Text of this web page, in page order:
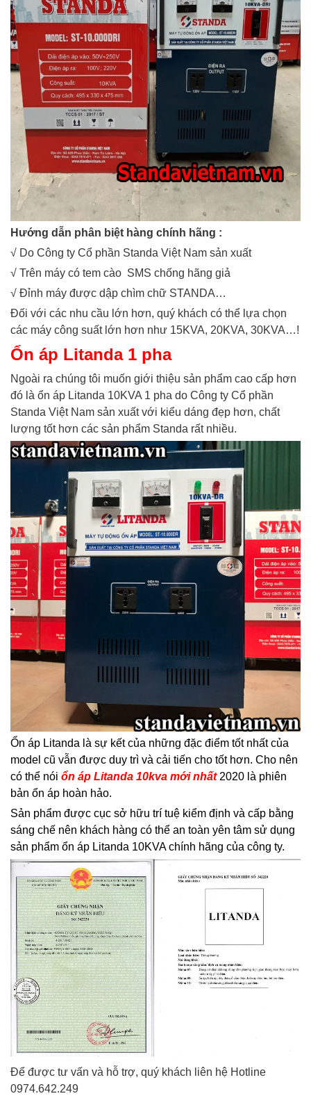
Hướng dẫn phân biệt hàng chính hãng :
√ Do Công ty Cổ phần Standa Việt Nam sản xuất
√ Trên máy có tem cào SMS chống hãng giả
√ Đỉnh máy được dập chìm chữ STANDA…
Đối với các nhu cầu lớn hơn, quý khách có thể lựa chọn
các máy công suất lớn hơn như 15KVA, 20KVA, 30KVA…!
Ổn áp Litanda 1 pha
Ngoài ra chúng tôi muốn giới thiệu sản phẩm cao cấp hơn
đó là ổn áp Litanda 10KVA 1 pha do Công ty Cổ phần
Standa Việt Nam sản xuất với kiểu dáng đẹp hơn, chất
lượng tốt hơn các sản phẩm Standa rất nhiều.
Ổn áp Litanda là sự kết của những đặc điểm tốt nhất của
model cũ vẫn được duy trì và cải tiến cho tốt hơn. Cho nên
có thể nói ổn áp Litanda 10kva mới nhất2020 là phiên
bản ổn áp hoàn hảo.
Sản phẩm được cục sở hữu trí tuệ kiểm định và cấp bằng
sáng chế nên khách hàng có thể an toàn yên tâm sử dụng
sản phẩm ổn áp Litanda 10KVA chính hãng của công ty.
Để được tư vấn và hỗ trợ, quý khách liên hệ Hotline
0974.642.249